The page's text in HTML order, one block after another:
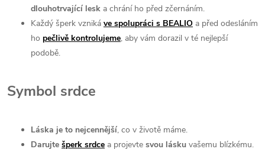
dlouhotrvající lesk a chrání ho před zčernáním.
Každý šperk vzniká ve spolupráci s BEALIO a před odesláním
ho pečlivě kontrolujeme, aby vám dorazil v té nejlepší
podobě.
Symbol srdce
Láska je to nejcennější, co v životě máme.
Darujte šperk srdce a projevte svou lásku vašemu blízkému.